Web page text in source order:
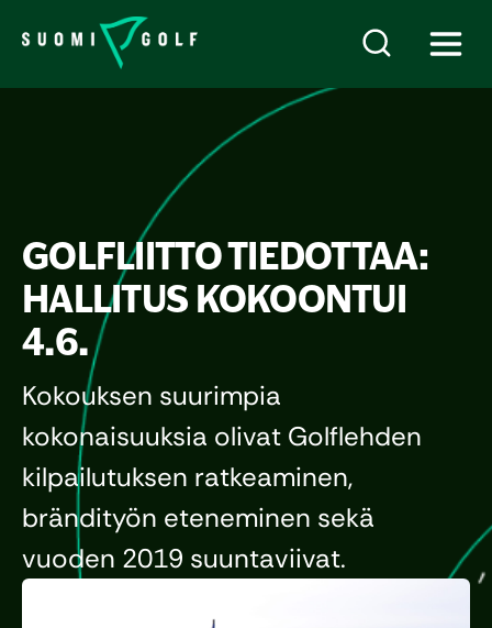
GOLFLIITTO TIEDOTTAA:
HALLITUS KOKOONTUI
4.6.
Kokouksen suurimpia
kokonaisuuksia olivat Golflehden
kilpailutuksen ratkeaminen,
brändityön eteneminen sekä
vuoden 2019 suuntaviivat.